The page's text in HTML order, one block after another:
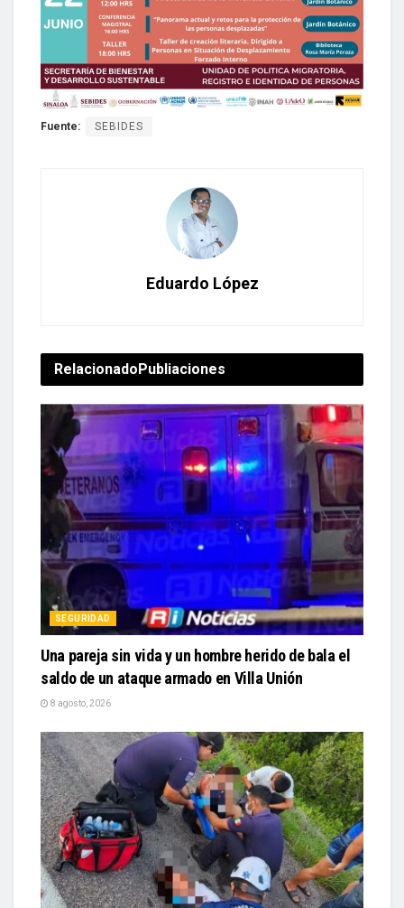
Fuente: SEBIDES
Eduardo López
Relacionado Publiaciones
SEGURIDAD
Una pareja sin vida y un hombre herido de bala el
saldo de un ataque armado en Villa Unión
8 agosto, 2026